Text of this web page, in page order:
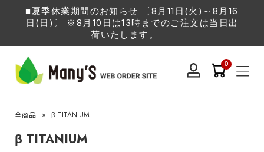
■夏季休業期間のお知らせ 〔8月11日(火)～8月16
日(日)〕 ※8月10日は13時までのご注文は当日出
荷いたします。
0
全商品 » β TITANIUM
β TITANIUM